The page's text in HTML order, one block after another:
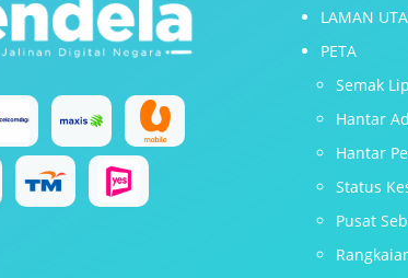
LAMAN
PETA
Semak
Hantar
Hantar
Status
Pusat